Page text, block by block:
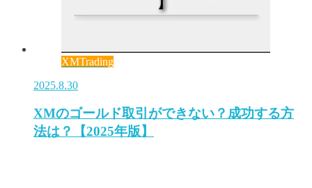
XMTrading
2025.8.30
XMのゴールド取引ができない？成功する方
法は？【2025年版】